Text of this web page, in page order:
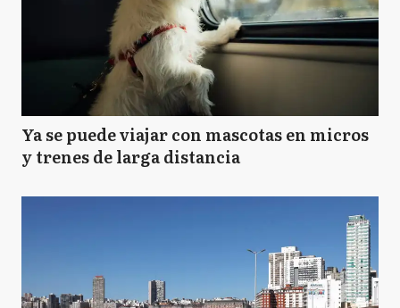
Ya se puede viajar con mascotas en micros
y trenes de larga distancia